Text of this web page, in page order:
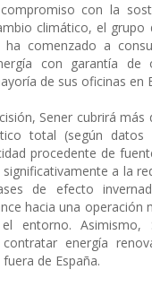
con la
climático, el grupo
ha comenzado a
con garantía de
de sus oficinas en
Sener cubrirá más
total (según datos
procedente de
a la
de efecto
hacia una operación
entorno. Asimismo,
energía
de España.